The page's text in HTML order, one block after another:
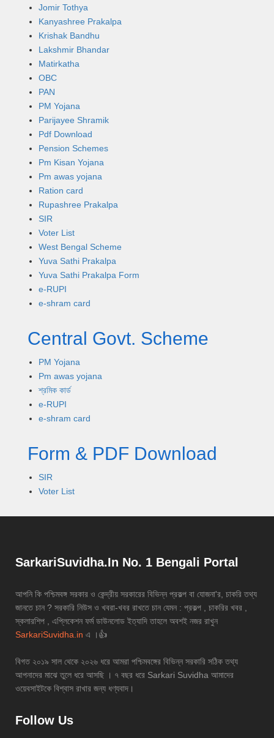
Jomir Tothya
Kanyashree Prakalpa
Krishak Bandhu
Lakshmir Bhandar
Matirkatha
OBC
PAN
PM Yojana
Parijayee Shramik
Pdf Download
Pension Schemes
Pm Kisan Yojana
Pm awas yojana
Ration card
Rupashree Prakalpa
SIR
Voter List
West Bengal Scheme
Yuva Sathi Prakalpa
Yuva Sathi Prakalpa Form
e-RUPI
e-shram card
Central Govt. Scheme
PM Yojana
Pm awas yojana
শ্রমিক কার্ড
e-RUPI
e-shram card
Form & PDF Download
SIR
Voter List
SarkariSuvidha.In No. 1 Bengali Portal
আপনি কি পশ্চিমবঙ্গ সরকার ও কেন্দ্রীয় সরকারের বিভিন্ন প্রকল্প বা যোজনা'র, চাকরি তথ্য
জানতে চান ? সরকারি নিউস ও খবরা-খবর রাখতে চান যেমন : প্রকল্প , চাকরির খবর ,
স্কলারশিপ , এপ্লিকেশন ফর্ম ডাউনলোড ইত্যাদি তাহলে অবশই নজর রাখুন
SarkariSuvidha.in এ ।👍
বিগত ২০১৯ সাল থেকে ২০২৬ ধরে আমরা পশ্চিমবঙ্গের বিভিন্ন সরকারি সঠিক তথ্য
আপনাদের মাঝে তুলে ধরে আসছি । ৭ বছর ধরে Sarkari Suvidha আমাদের
ওয়েবসাইটকে বিশ্বাস রাখার জন্য ধণ্যবাদ।
Follow Us